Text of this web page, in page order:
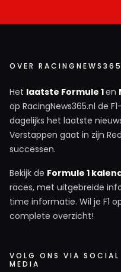
OVER RACINGNEWS365
Het laatste Formule 1en
op RacingNews365.nl de
dagelijks het laatste
Verstappen gaat in zijn
successen.
Bekijk de Formule 1
races, met uitgebreide
time informatie. Wil je F1
complete overzicht!
VOLG ONS VIA SOCIAL
MEDIA